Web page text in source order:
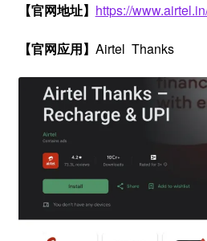
【官网地址】 https://
【官网应用】 Airtel Thanks